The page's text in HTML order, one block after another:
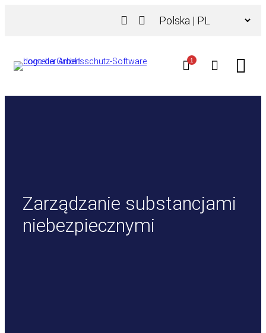
język
1
Zarządzanie substancjami
niebezpiecznymi